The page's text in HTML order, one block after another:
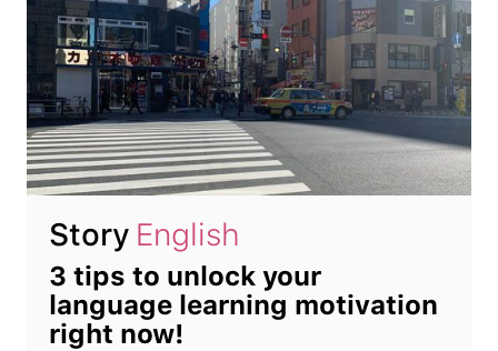
Story English
3 tips to unlock your
language learning motivation
right now!